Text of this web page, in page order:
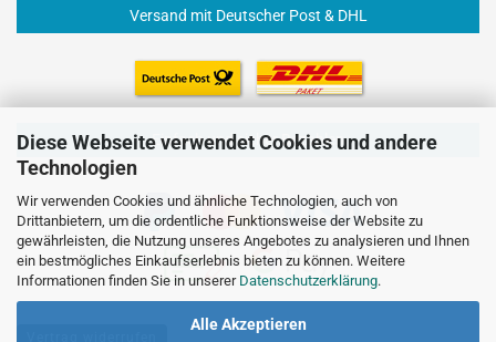
Diese Webseite verwendet Cookies und andere
Technologien
Wir verwenden Cookies und ähnliche Technologien, auch von
Drittanbietern, um die ordentliche Funktionsweise der Website zu
gewährleisten, die Nutzung unseres Angebotes zu analysieren und Ihnen
ein bestmögliches Einkaufserlebnis bieten zu können. Weitere
Informationen finden Sie in unserer Datenschutzerklärung.
Alle Akzeptieren
Versand mit Deutscher Post & DHL
Einfach und sicher Bezahlen